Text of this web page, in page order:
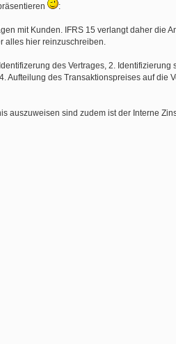
:
mit Kunden. IFRS 15 verlangt daher die
alles hier reinzuschreiben.
des Vertrages, 2. Identifizierung
Aufteilung des Transaktionspreises auf die
auszuweisen sind zudem ist der Interne